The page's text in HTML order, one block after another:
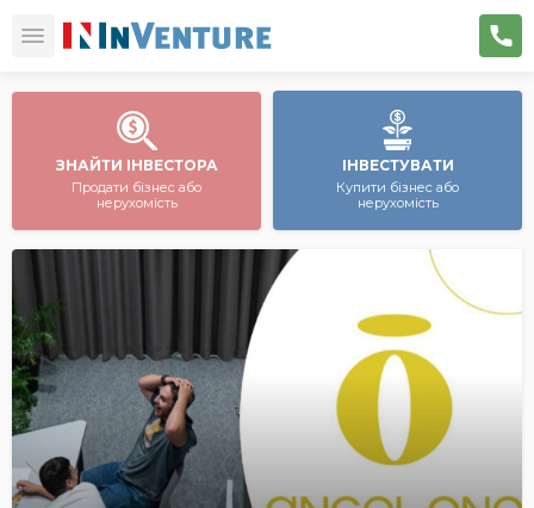
ЗНАЙТИ ІНВЕСТОРА
Продати бізнес або
нерухомість
ІНВЕСТУВАТИ
Купити бізнес або
нерухомість